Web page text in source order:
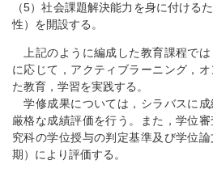
（5）社会課題解決能力を身に付ける
性）を開設する。
上記のように編成した教育課程で
に応じて，アクティブラーニング，
た教育，学習を実践する。
学修成果については，シラバスに
厳格な成績評価を行う。また，学位
究科の学位授与の判定基準及び学位
期）により評価する。